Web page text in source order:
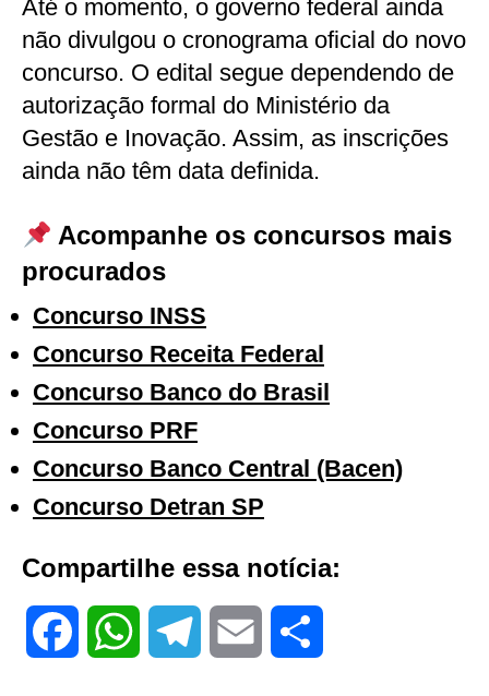
Até o momento, o governo federal ainda
não divulgou o cronograma oficial do novo
concurso. O edital segue dependendo de
autorização formal do Ministério da
Gestão e Inovação. Assim, as inscrições
ainda não têm data definida.
Acompanhe os concursos mais
procurados
Concurso INSS
Concurso Receita Federal
Concurso Banco do Brasil
Concurso PRF
Concurso Banco Central (Bacen)
Concurso Detran SP
Compartilhe essa notícia: